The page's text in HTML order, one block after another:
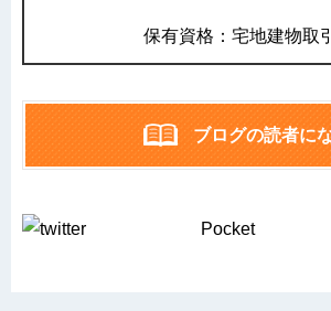
保有資格：宅地建物取
ブログの読者に
Pocket